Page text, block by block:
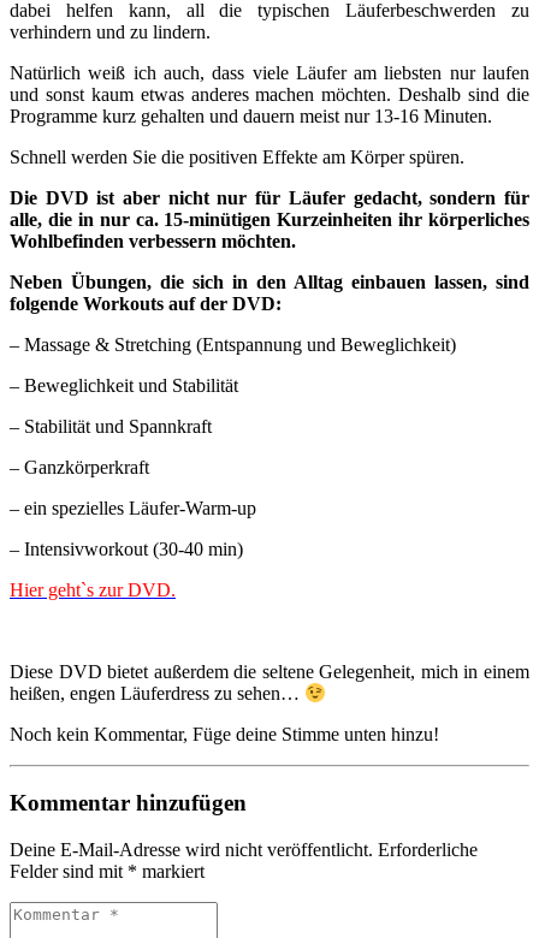
dabei helfen kann, all die typischen Läuferbeschwerden zu
verhindern und zu lindern.
Natürlich weiß ich auch, dass viele Läufer am liebsten nur laufen
und sonst kaum etwas anderes machen möchten. Deshalb sind die
Programme kurz gehalten und dauern meist nur 13-16 Minuten.
Schnell werden Sie die positiven Effekte am Körper spüren.
Die DVD ist aber nicht nur für Läufer gedacht, sondern für
alle, die in nur ca. 15-minütigen Kurzeinheiten ihr körperliches
Wohlbefinden verbessern möchten.
Neben Übungen, die sich in den Alltag einbauen lassen, sind
folgende Workouts auf der DVD:
– Massage & Stretching (Entspannung und Beweglichkeit)
– Beweglichkeit und Stabilität
– Stabilität und Spannkraft
– Ganzkörperkraft
– ein spezielles Läufer-Warm-up
– Intensivworkout (30-40 min)
Hier geht`s zur DVD.
Diese DVD bietet außerdem die seltene Gelegenheit, mich in einem
heißen, engen Läuferdress zu sehen…
Noch kein Kommentar, Füge deine Stimme unten hinzu!
Kommentar hinzufügen
Deine E-Mail-Adresse wird nicht veröffentlicht. Erforderliche
Felder sind mit * markiert
Kommentar